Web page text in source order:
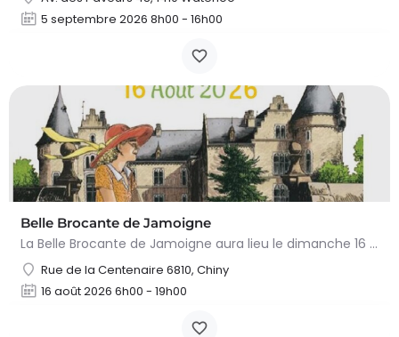
5 septembre 2026 8h00 - 16h00
Belle Brocante de Jamoigne
La Belle Brocante de Jamoigne aura lieu le dimanche 16 août 2026 de 6h00 à 18h00, proposant une centaine…
Rue de la Centenaire 6810, Chiny
16 août 2026 6h00 - 19h00